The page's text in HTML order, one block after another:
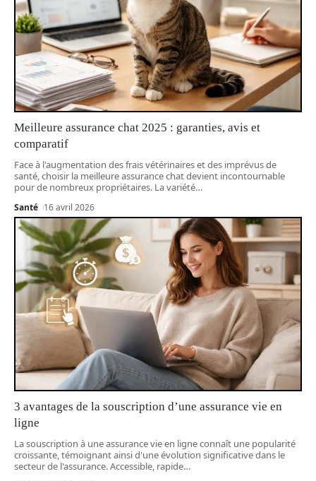
Meilleure assurance chat 2025 : garanties, avis et
comparatif
Face à l'augmentation des frais vétérinaires et des imprévus de
santé, choisir la meilleure assurance chat devient incontournable
pour de nombreux propriétaires. La variété…
Santé 16 avril 2026
3 avantages de la souscription d’une assurance vie en
ligne
La souscription à une assurance vie en ligne connaît une popularité
croissante, témoignant ainsi d'une évolution significative dans le
secteur de l'assurance. Accessible, rapide…